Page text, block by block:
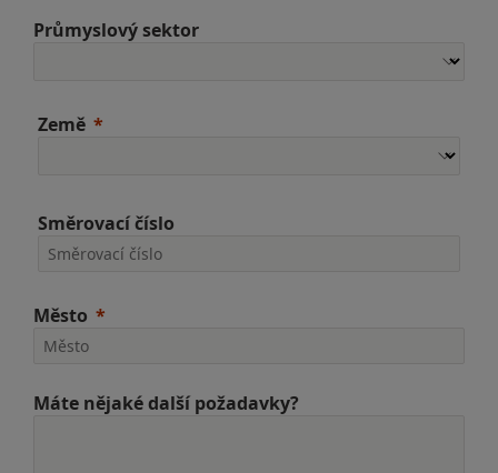
Průmyslový sektor
Země
Směrovací číslo
Město
Máte nějaké další požadavky?